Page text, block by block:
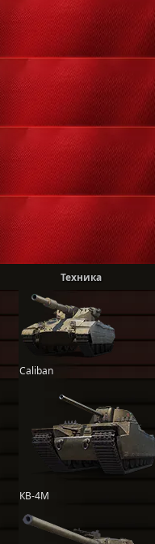
Техника
Caliban
КВ-4М